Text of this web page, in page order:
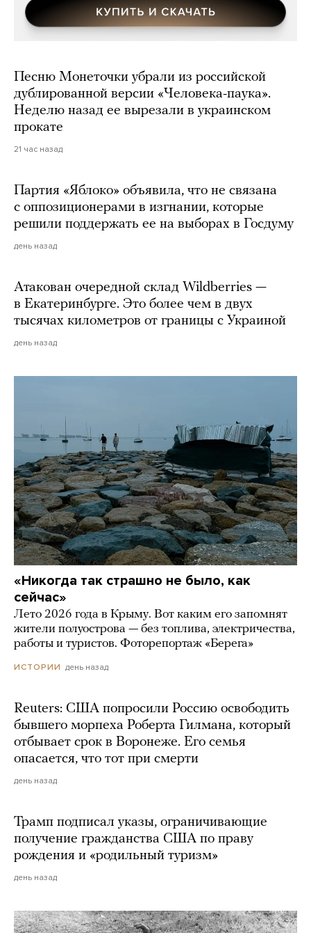
Песню Монеточки убрали из российской
дублированной версии «Человека-паука».
Неделю назад ее вырезали в украинском
прокате
21 час назад
Партия «Яблоко» объявила, что не связана
с оппозиционерами в изгнании, которые
решили поддержать ее на выборах в Госдуму
день назад
Атакован очередной склад Wildberries —
в Екатеринбурге. Это более чем в двух
тысячах километров от границы с Украиной
день назад
«Никогда так страшно не было, как
сейчас»
Лето 2026 года в Крыму. Вот каким его запомнят
жители полуострова — без топлива, электричества,
работы и туристов. Фоторепортаж «Берега»
ИСТОРИИ день назад
Reuters: США попросили Россию освободить
бывшего морпеха Роберта Гилмана, который
отбывает срок в Воронеже. Его семья
опасается, что тот при смерти
день назад
Трамп подписал указы, ограничивающие
получение гражданства США по праву
рождения и «родильный туризм»
день назад